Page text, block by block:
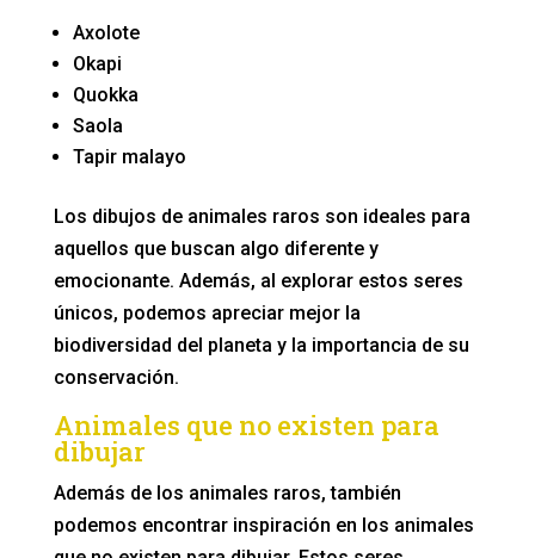
Axolote
Okapi
Quokka
Saola
Tapir malayo
Los dibujos de animales raros son ideales para
aquellos que buscan algo diferente y
emocionante. Además, al explorar estos seres
únicos, podemos apreciar mejor la
biodiversidad del planeta y la importancia de su
conservación.
Animales que no existen para
dibujar
Además de los animales raros, también
podemos encontrar inspiración en los animales